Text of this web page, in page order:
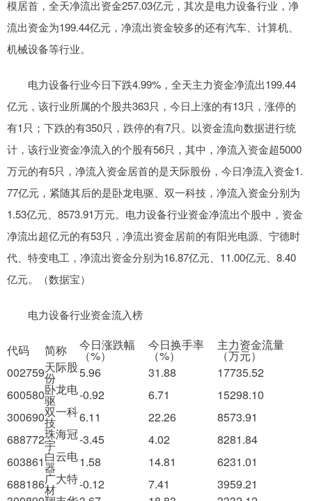
模居首，全天净流出资金257.03亿元，其次是电力设备行业，净
流出资金为199.44亿元，净流出资金较多的还有汽车、计算机、
机械设备等行业。
电力设备行业今日下跌4.99%，全天主力资金净流出199.44
亿元，该行业所属的个股共363只，今日上涨的有13只，涨停的
有1只；下跌的有350只，跌停的有7只。以资金流向数据进行统
计，该行业资金净流入的个股有56只，其中，净流入资金超5000
万元的有5只，净流入资金居首的是天际股份，今日净流入资金1.
77亿元，紧随其后的是卧龙电驱、双一科技，净流入资金分别为
1.53亿元、8573.91万元。电力设备行业资金净流出个股中，资金
净流出超亿元的有53只，净流出资金居前的有阳光电源、宁德时
代、特变电工，净流出资金分别为16.87亿元、11.00亿元、8.40
亿元。（数据宝）
电力设备行业资金流入榜
代码 简称 今日涨跌幅
（%）
今日换手率
（%）
主力资金流量
（万元）
002759天际股
份 5.96 31.88
17735.52
600580卧龙电
驱 -0.92 6.71
15298.10
300690双一科
技 6.11 22.26
8573.91
688772珠海冠
宇 -3.45 4.02
8281.84
603861白云电
器 1.58 14.81
6231.01
688186广大特
材 -0.12 7.41
3959.21